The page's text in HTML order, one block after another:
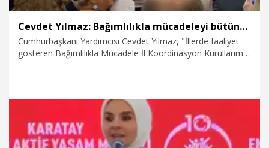
Cevdet Yılmaz: Bağımlılıkla mücadeleyi bütüncül bir anlayışla yürütüyoruz
Cumhurbaşkanı Yardımcısı Cevdet Yılmaz, "İllerde faaliyet
gösteren Bağımlılıkla Mücadele İl Koordinasyon Kurullarımız